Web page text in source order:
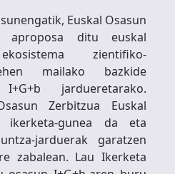
Euskal Osasun
aproposa ditu euskal
zientifiko-
mailako bazkide
jardueretarako.
Zerbitzua Euskal
ikerketa-gunea da eta
jarduerak garatzen
zabalean. Lau Ikerketa